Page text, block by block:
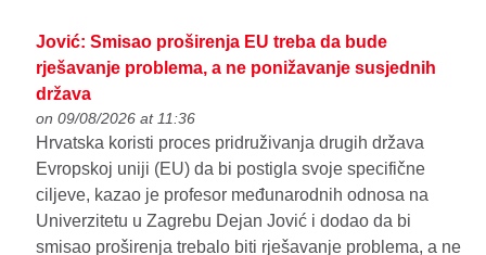
Jović: Smisao proširenja EU treba da bude
rješavanje problema, a ne ponižavanje susjednih
država
on 09/08/2026 at 11:36
Hrvatska koristi proces pridruživanja drugih država
Evropskoj uniji (EU) da bi postigla svoje specifične
ciljeve, kazao je profesor međunarodnih odnosa na
Univerzitetu u Zagrebu Dejan Jović i dodao da bi
smisao proširenja trebalo biti rješavanje problema, a ne